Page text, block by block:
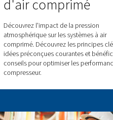
Découvrez